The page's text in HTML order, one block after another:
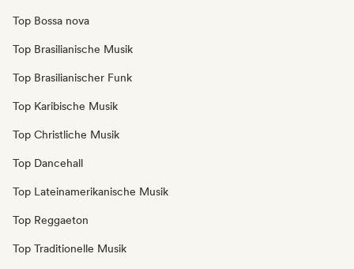
Top Bossa nova
Top Brasilianische Musik
Top Brasilianischer Funk
Top Karibische Musik
Top Christliche Musik
Top Dancehall
Top Lateinamerikanische Musik
Top Reggaeton
Top Traditionelle Musik